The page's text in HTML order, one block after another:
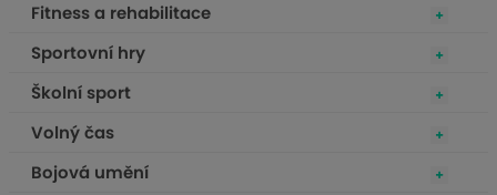
Fitness a rehabilitace
Sportovní hry
Školní sport
Volný čas
Bojová umění